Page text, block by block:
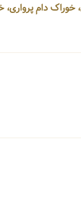
خوراک دام